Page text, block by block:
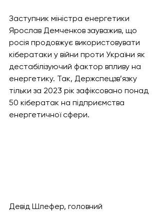
Заступник міністра енергетики
Ярослав Демченков зауважив, що
росія продовжує використовувати
кібератаки у війни проти України як
дестабілізуючий фактор впливу на
енергетику. Так, Держспецзв’язку
тільки за 2023 рік зафіксовано понад
50 кібератак на підприємства
енергетичної сфери.
Девід Шлефер, головний